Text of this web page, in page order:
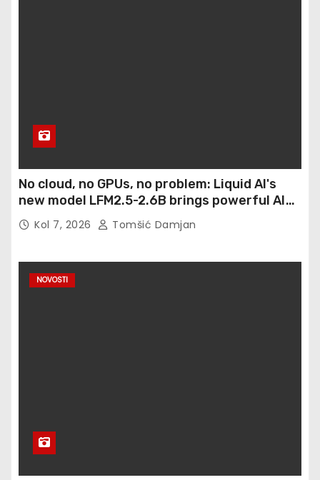
No cloud, no GPUs, no problem: Liquid AI's
new model LFM2.5-2.6B brings powerful AI
agents to devices as small as a Raspberry Pi
Kol 7, 2026 Tomšić Damjan
NOVOSTI